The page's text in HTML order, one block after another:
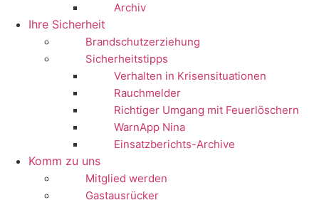
Archiv
Ihre Sicherheit
Brandschutzerziehung
Sicherheitstipps
Verhalten in Krisensituationen
Rauchmelder
Richtiger Umgang mit Feuerlöschern
WarnApp Nina
Einsatzberichts-Archive
Komm zu uns
Mitglied werden
Gastausrücker